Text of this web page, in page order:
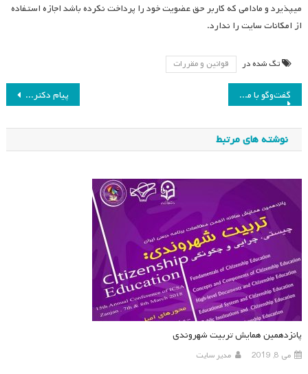
میپذیرد و مادامی که کاربر حق عضویت خود را پرداخت نکرده باشد اجازه استفاده
از امکانات سایت را ندارد.
تگ شده در قوانین و مقررات
راهبری
نوشته
پیام دکتر عصاره به مناسبت انتخابات انجمن گفت‌وگو با مقصود فراستخواه دربارۀ ارزیابی دستاوردهای علوم اجتماعی در ایران
نوشته های مرتبط
پانزدهمین همایش تربیت شهروندی
می 8, 2019 مدیر سایت